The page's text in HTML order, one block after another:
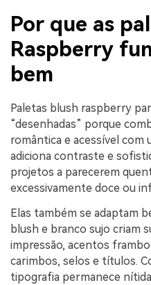
Por que as
Raspberry
bem
Paletas blush raspberry
“desenhadas” porque
romântica e acessível
adiciona contraste e
projetos a parecerem
excessivamente doce ou
Elas também se adaptam
blush e branco sujo criam
impressão, acentos
carimbos, selos e títulos.
tipografia permanece